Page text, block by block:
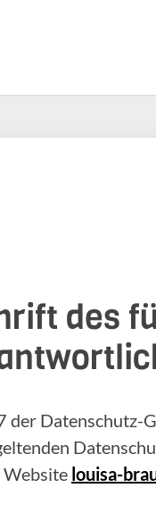
des
Datenschutz-
louisa-